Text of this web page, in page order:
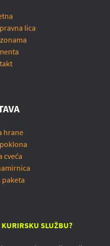
lica
hrane
cveća
paketa
SLUŽBU?